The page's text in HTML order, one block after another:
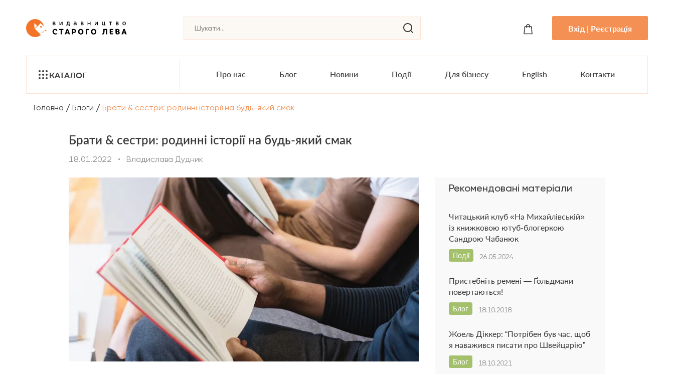
Вхід | Реєстрація
КАТАЛОГ Про нас Блог Новини Події Для бізнесу English Контакти
Головна / Блоги / Брати & сестри: родинні історії на будь-який смак
Брати & сестри: родинні історії на будь-який смак
18.01.2022 • Владислава Дудник
Рекомендовані матеріали
Читацький клуб «На Михайлівській»
із книжковою ютуб-блогеркою
Сандрою Чабанюк
26.05.2024
Події
Пристебніть ремені — Ґольдмани
повертаються!
18.10.2018
Блог
Жоель Діккер: “Потрібен був час, щоб
я наважився писати про Швейцарію”
18.10.2021
Блог